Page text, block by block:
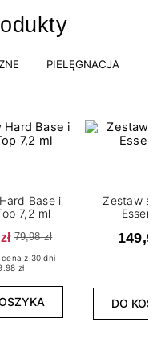
PIELĘGNACJA
Base i
7,2 ml
79,98 zł
cena z 30 dni
zł
Zestaw
DO